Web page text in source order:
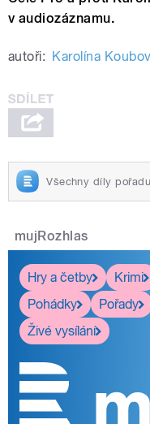
v audiozáznamu.
autoři: Karolína
Všechny díly
mujRozhlas
Hry a četby
Krimi
Pohádky
Pořady
Živé vysílání